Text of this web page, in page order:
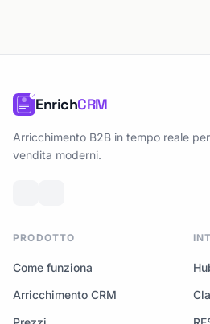
EnrichCRM
Arricchimento B2B in tempo reale
vendita moderni.
PRODOTTO
Come funziona
Arricchimento CRM